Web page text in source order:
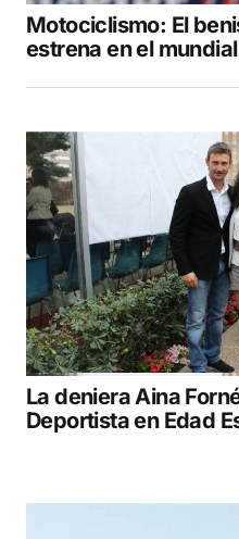
Motociclismo: El
estrena en el
La deniera Aina
Deportista en Edad